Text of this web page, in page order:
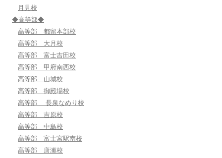
月見校
◆高等部◆
高等部 都留本部校
高等部 大月校
高等部 富士吉田校
高等部 甲府南西校
高等部 山城校
高等部 御殿場校
高等部 長泉なめり校
高等部 吉原校
高等部 中島校
高等部 富士宮駅南校
高等部 唐瀬校